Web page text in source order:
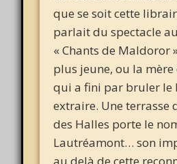
que se soit cette
parlait du spectacle
« Chants de Maldoror
plus jeune, ou la mère
qui a fini par bruler le
extraire. Une terrasse
des Halles porte le
Lautréamont… son
au delà de cette